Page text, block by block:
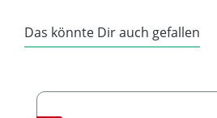
Das könnte Dir auch gefallen